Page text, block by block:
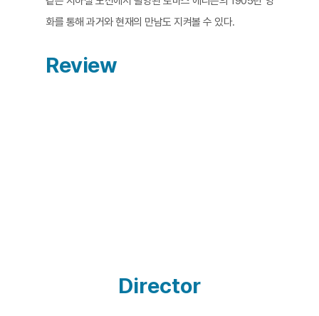
화를 통해 과거와 현재의 만남도 지켜볼 수 있다.
Review
Director